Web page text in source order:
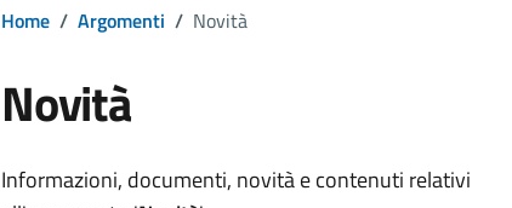
Home / Argomenti / Novità
Novità
Dettagli argomento
Informazioni, documenti, novità e contenuti relativi